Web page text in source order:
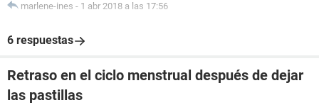
marlene-ines - 1 abr 2018 a las 17:56
6 respuestas
Retraso en el ciclo menstrual después de dejar
las pastillas